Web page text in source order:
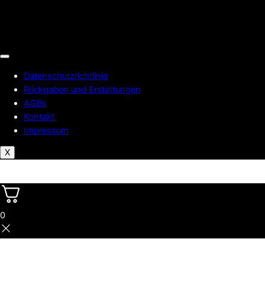
Datenschutzrichtlinie
Rückgaben und Erstattungen
AGBs
Kontakt
Impressum
X
0